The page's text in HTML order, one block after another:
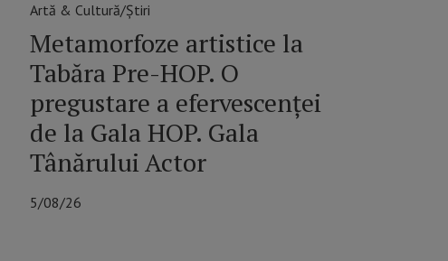
Artă & Cultură/Știri
Metamorfoze artistice la
Tabăra Pre-HOP. O
pregustare a efervescenței
de la Gala HOP. Gala
Tânărului Actor
5/08/26